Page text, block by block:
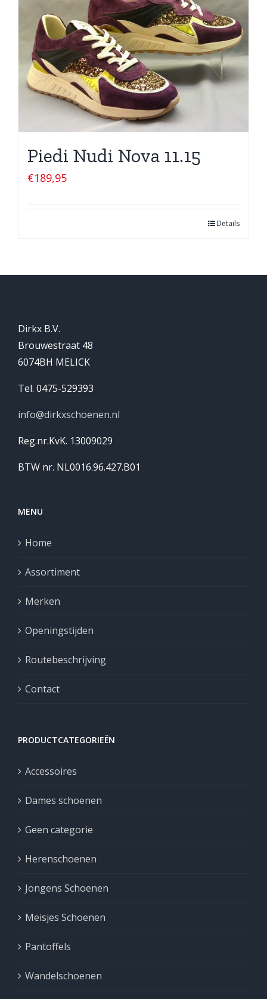
Piedi Nudi Nova 11.15
€189,95
Details
Dirkx B.V.
Brouwestraat 48
6074BH MELICK
Tel. 0475-529393
info@dirkxschoenen.nl
Reg.nr.KvK. 13009029
BTW nr. NL0016.96.427.B01
MENU
Home
Assortiment
Merken
Openingstijden
Routebeschrijving
Contact
PRODUCTCATEGORIEËN
Accessoires
Dames schoenen
Geen categorie
Herenschoenen
Jongens Schoenen
Meisjes Schoenen
Pantoffels
Wandelschoenen